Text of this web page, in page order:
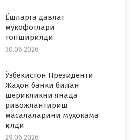
Ёшларга давлат
мукофотлари
топширилди
30.06.2026
Ўзбекистон Президенти
Жаҳон банки билан
шерикликни янада
ривожлантириш
масалаларини муҳокама
қилди
29.06.2026